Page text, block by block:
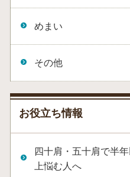
めまい
その他
お役立ち情報
四十肩・五十肩で半年
上悩む人へ